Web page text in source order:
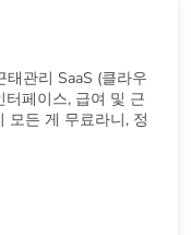
관리 SaaS (클라우
페이스, 급여 및 근
모든 게 무료라니, 정